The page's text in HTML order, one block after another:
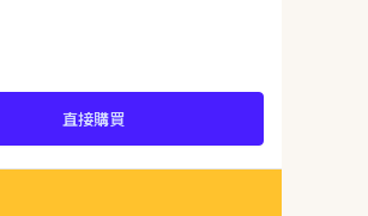
直接購買